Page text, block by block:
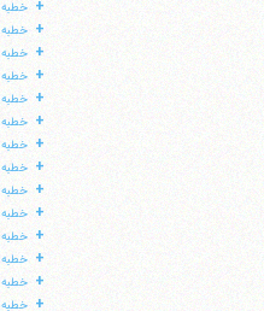
+ خطبه 29 (درس 76)
+ خطبه 30
+ خطبه 31
+ خطبه 32 (درس 78)
+ خطبه 32 (درس 79)
+ خطبه 33 (درس 80)
+ خطبه 34 (درس 81)
+ خطبه 35
+ خطبه 36
+ خطبه 37
+ خطبه 38
+ خطبه 39
+ خطبه 40
+ خطبه 41